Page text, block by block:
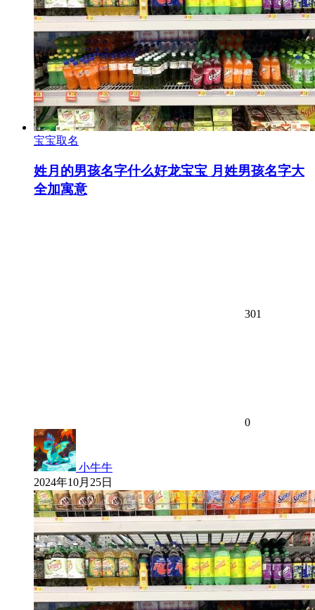
宝宝取名
姓月的男孩名字什么好龙宝宝 月姓男孩名字大
全加寓意
301
0
小牛牛
2024年10月25日